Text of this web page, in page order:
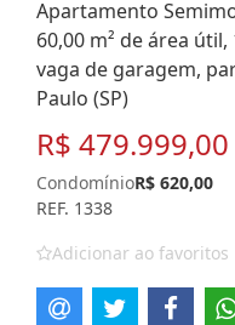
Apartamento
60,00 m² de área
vaga de garagem,
Paulo (SP)
R$ 479.999,00
CondomínioR$ 620,00
REF. 1338
Adicionar ao favoritos